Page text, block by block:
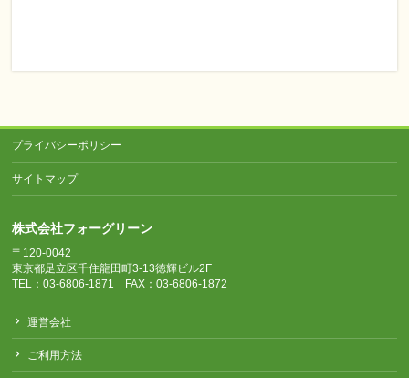
プライバシーポリシー
サイトマップ
株式会社フォーグリーン
〒120-0042
東京都足立区千住龍田町3-13徳輝ビル2F
TEL：03-6806-1871 FAX：03-6806-1872
運営会社
ご利用方法